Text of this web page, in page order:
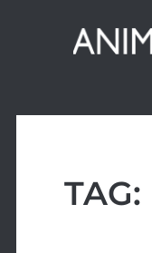
TAG: